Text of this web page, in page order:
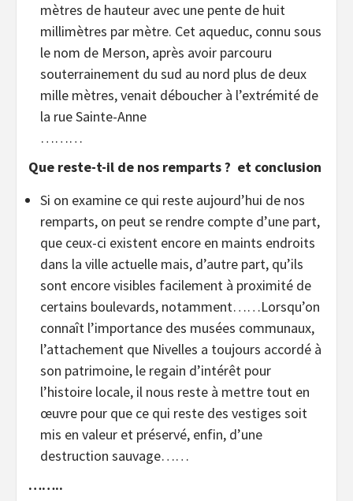
mètres de hauteur avec une pente de huit
millimètres par mètre. Cet aqueduc, connu sous
le nom de Merson, après avoir parcouru
souterrainement du sud au nord plus de deux
mille mètres, venait déboucher à l’extrémité de
la rue Sainte-Anne
………
Que reste-t-il de nos remparts ? et conclusion
Si on examine ce qui reste aujourd’hui de nos
remparts, on peut se rendre compte d’une part,
que ceux-ci existent encore en maints endroits
dans la ville actuelle mais, d’autre part, qu’ils
sont encore visibles facilement à proximité de
certains boulevards, notamment……Lorsqu’on
connaît l’importance des musées communaux,
l’attachement que Nivelles a toujours accordé à
son patrimoine, le regain d’intérêt pour
l’histoire locale, il nous reste à mettre tout en
œuvre pour que ce qui reste des vestiges soit
mis en valeur et préservé, enfin, d’une
destruction sauvage……
……..